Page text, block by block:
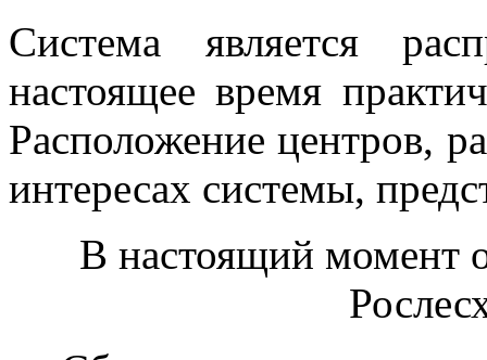
Система является
настоящее время
Расположение центров,
интересах системы,
В настоящий